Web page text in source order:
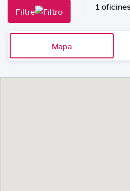
Filtre 1
Mapa